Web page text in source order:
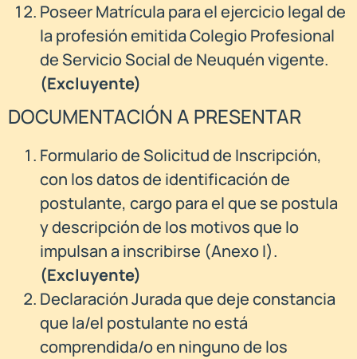
Poseer Matrícula para el ejercicio legal de
la profesión emitida Colegio Profesional
de Servicio Social de Neuquén vigente.
(Excluyente)
DOCUMENTACIÓN A PRESENTAR
Formulario de Solicitud de Inscripción,
con los datos de identificación de
postulante, cargo para el que se postula
y descripción de los motivos que lo
impulsan a inscribirse (Anexo I).
(Excluyente)
Declaración Jurada que deje constancia
que la/el postulante no está
comprendida/o en ninguno de los